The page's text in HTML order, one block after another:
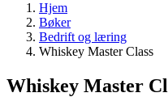
Hjem
Bøker
Bedrift og læring
Whiskey Master Class
Whiskey Master